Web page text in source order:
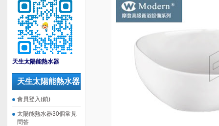
天生太陽能熱水器
天生太陽能熱水器
會員登入(鎖)
太陽能熱水器30個常見
問答